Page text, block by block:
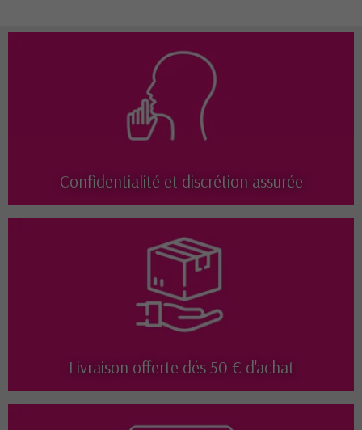
Confidentialité et discrétion assurée
Livraison offerte dés 50 € d'achat